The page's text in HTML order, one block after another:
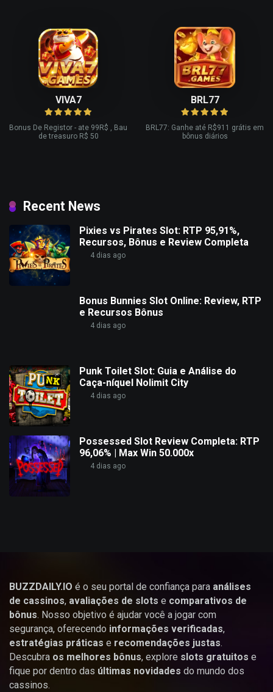
VIVA7
Bonus De Registor - ate 99R$ , Bau
de treasuro R$ 50
BRL77
BRL77: Ganhe até R$911 grátis em
bônus diários
Recent News
Pixies vs Pirates Slot: RTP 95,91%,
Recursos, Bônus e Review Completa
4 dias ago
Bonus Bunnies Slot Online: Review, RTP
e Recursos Bônus
4 dias ago
Punk Toilet Slot: Guia e Análise do
Caça-níquel Nolimit City
4 dias ago
Possessed Slot Review Completa: RTP
96,06% | Max Win 50.000x
4 dias ago
BUZZDAILY.IO é o seu portal de confiança para análises
de cassinos, avaliações de slots e comparativos de
bônus. Nosso objetivo é ajudar você a jogar com
segurança, oferecendo informações verificadas,
estratégias práticas e recomendações justas.
Descubra os melhores bônus, explore slots gratuitos e
fique por dentro das últimas novidades do mundo dos
cassinos.